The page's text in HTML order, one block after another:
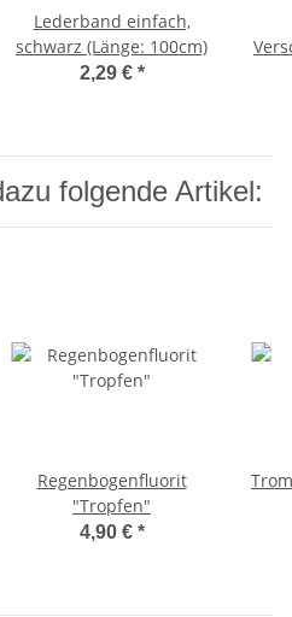
Lederband einfach,
schwarz (Länge: 100cm)
2,29 € *
folgende Artikel:
Regenbogenfluorit
"Tropfen"
4,90 € *